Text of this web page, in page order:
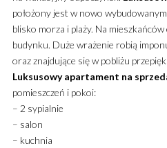
położony jest w nowo
blisko morza i plaży. Na
budynku. Duże wrażenie robią
oraz znajdujące się w pobliżu
Luksusowy apartament na
pomieszczeń i pokoi:
– 2 sypialnie
– salon
– kuchnia